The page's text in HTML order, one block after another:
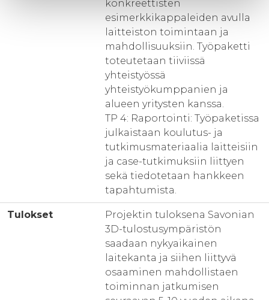
konkreettisten
esimerkkikappaleiden avulla
laitteiston toimintaan ja
mahdollisuuksiin. Työpaketti
toteutetaan tiiviissä
yhteistyössä
yhteistyökumppanien ja
alueen yritysten kanssa.
TP 4: Raportointi: Työpaketissa
julkaistaan koulutus- ja
tutkimusmateriaalia laitteisiin
ja case-tutkimuksiin liittyen
sekä tiedotetaan hankkeen
tapahtumista.
Tulokset
Projektin tuloksena Savonian
3D-tulostusympäristön
saadaan nykyaikainen
laitekanta ja siihen liittyvä
osaaminen mahdollistaen
toiminnan jatkumisen